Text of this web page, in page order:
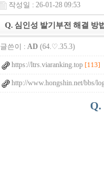
작성일 : 26-01-28 09:53
Q. 심인성 발기부전 해결 방
글쓴이 : AD (64.♡.35.3)
https://ltrs.viaranking.top [113]
http://www.hongshin.net/bbs/